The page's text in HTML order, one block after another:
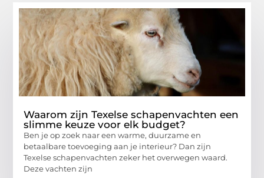
Waarom zijn Texelse schapenvachten een
slimme keuze voor elk budget?
Ben je op zoek naar een warme, duurzame en
betaalbare toevoeging aan je interieur? Dan zijn
Texelse schapenvachten zeker het overwegen waard.
Deze vachten zijn